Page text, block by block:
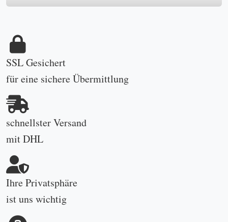
SSL Gesichert
für eine sichere Übermittlung
schnellster Versand
mit DHL
Ihre Privatsphäre
ist uns wichtig